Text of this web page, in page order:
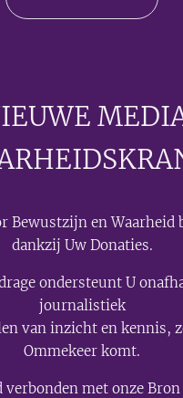
Bewustzijn en Waarheid
dankzij Uw Donaties.
ondersteunt U
journalistiek
van inzicht en kennis,
Ommekeer komt.
verbonden met onze